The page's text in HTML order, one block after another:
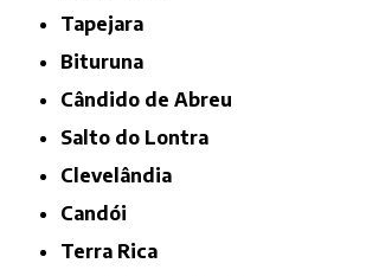
Tapejara
Bituruna
Cândido de Abreu
Salto do Lontra
Clevelândia
Candói
Terra Rica